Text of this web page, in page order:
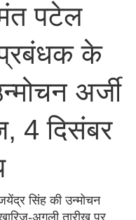
पटेल
के
अर्जी
4 दिसंबर
सिंह की उन्मोचन